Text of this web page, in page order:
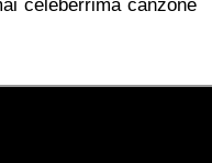
celeberrima canzone